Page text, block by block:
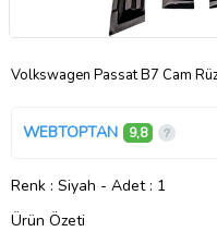
Volkswagen Passat B7 Cam
WEBTOPTAN 9,8
Renk : Siyah - Adet : 1
Ürün Özeti